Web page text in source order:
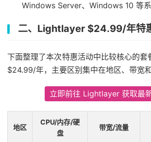
Windows Server、Windows 10 等系
二、Lightlayer $24.99/年特
下面整理了本次特惠活动中比较核心的套
$24.99/年，主要区别集中在地区、带宽和
立即前往 Lightlayer 获取最
地区
CPU/内存/硬
盘
带宽/流量